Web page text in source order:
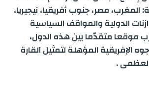
مصر، جنوب أفريقيا، نيجيريا،
الدولية والمواقف السياسية
موقعا متقدّما بين هذه الدول،
الإفريقية المؤهلة لتمثيل القارة
.